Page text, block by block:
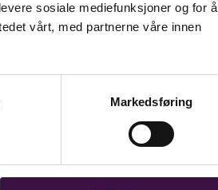
sosiale mediefunksjoner og for å
vårt, med partnerne våre innen
Markedsføring